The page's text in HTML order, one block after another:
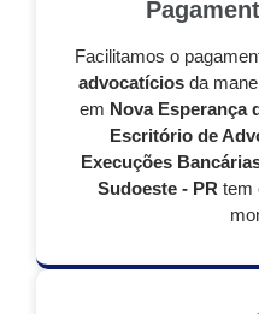
Facilitamos o
advocatíciosda
em Nova Esperança
Escritório de
Execuções
Sudoeste - PR tem